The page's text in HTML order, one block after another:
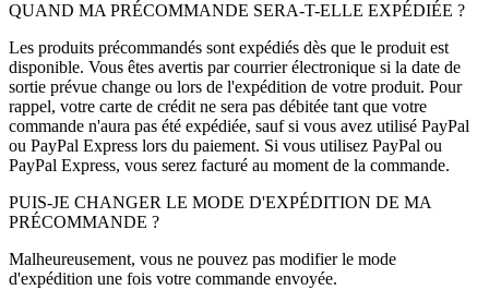
QUAND MA PRÉCOMMANDE SERA-T-ELLE EXPÉDIÉE ?
Les produits précommandés sont expédiés dès que le produit est
disponible. Vous êtes avertis par courrier électronique si la date de
sortie prévue change ou lors de l'expédition de votre produit. Pour
rappel, votre carte de crédit ne sera pas débitée tant que votre
commande n'aura pas été expédiée, sauf si vous avez utilisé PayPal
ou PayPal Express lors du paiement. Si vous utilisez PayPal ou
PayPal Express, vous serez facturé au moment de la commande.
PUIS-JE CHANGER LE MODE D'EXPÉDITION DE MA
PRÉCOMMANDE ?
Malheureusement, vous ne pouvez pas modifier le mode
d'expédition une fois votre commande envoyée.